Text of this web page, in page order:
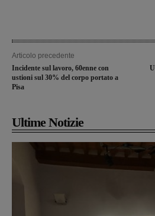
Articolo precedente
Incidente sul lavoro, 60enne con
ustioni sul 30% del corpo portato a
Pisa
Ultime Notizie